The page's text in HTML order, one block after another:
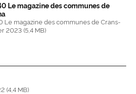
Le magazine des communes de
Le magazine des communes de Crans-
2023 (5,4 MB)
(4,4 MB)